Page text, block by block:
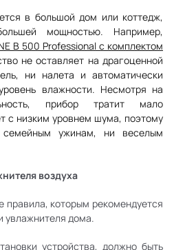
в большой дом или коттедж,
мощностью. Например,
B 500 Professional с комплектом
не оставляет на драгоценной
ни налета и автоматически
влажности. Несмотря на
прибор тратит мало
с низким уровнем шума, поэтому
ужинам, ни веселым
воздуха
правила, которым рекомендуется
увлажнителя дома.
устройства, должно быть